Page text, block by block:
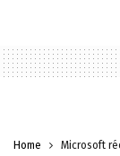
Home Microsoft